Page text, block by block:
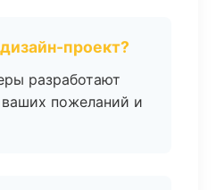
проект?
разработают
пожеланий и